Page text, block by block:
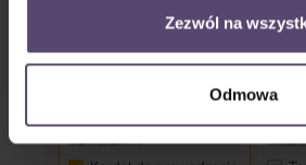
Zezwól na
Odmowa